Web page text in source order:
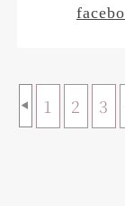
◀ 1 2 3